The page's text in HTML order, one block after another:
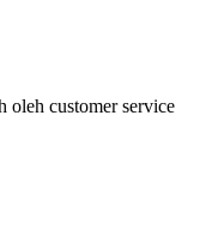
oleh customer service